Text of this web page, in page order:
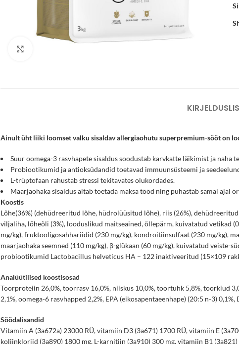
KIRJELDUS
Ainult üht liiki loomset valku sisaldav allergiaohutu superpremium-sööt on
Suur oomega-3 rasvhapete sisaldus soodustab karvkatte läikimist ja naha
Probiootikumid ja antioksüdandid toetavad immuunsüsteemi ja
L-trüptofaan rahustab stressi tekitavates olukordades.
Maarjaohaka sisaldus aitab toetada maksa tööd ning puhastab samal ajal
Koostis
Lõhe(36%) (dehüdreeritud lõhe, hüdrolüüsitud lõhe), riis (26%),
viljaliha, lõheõli (3%), looduslikud maitseained, õllepärm, kuivatatud vetikad
mg/kg), fruktooligosahhariidid (230 mg/kg), kondroitiinsulfaat (230 mg/kg),
maarjaohaka seemned (110 mg/kg), β-glükaan (60 mg/kg), kuivatatud veiste-
probiootikumid Lactobacillus helveticus HA – 122 inaktiveeritud (15×109
Analüütilised koostisosad
Toorproteiin 26,0%, toorrasv 16,0%, niiskus 10,0%, toortuhk 5,8%, toorkiud
2,1%, oomega-6 rasvhapped 2,2%, EPA (eikosapentaeenhape) (20:5 n-3)
Söödalisandid
Vitamiin A (3a672a) 23000 RÜ, vitamiin D3 (3a671) 1700 RÜ, vitamiin E
koliinkloriid (3a890) 1800 mg, L-karnitiin (3a910) 300 mg, vitamiin B1